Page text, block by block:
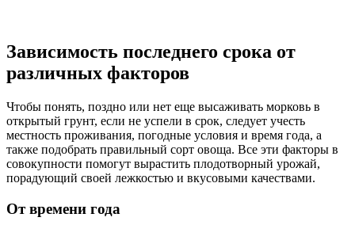
Зависимость последнего срока от
различных факторов
Чтобы понять, поздно или нет еще высаживать морковь в
открытый грунт, если не успели в срок, следует учесть
местность проживания, погодные условия и время года, а
также подобрать правильный сорт овоща. Все эти факторы в
совокупности помогут вырастить плодотворный урожай,
порадующий своей лежкостью и вкусовыми качествами.
От времени года